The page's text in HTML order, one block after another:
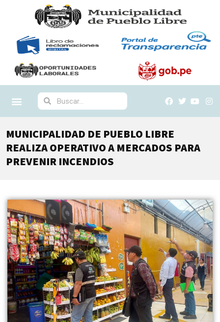
MUNICIPALIDAD DE PUEBLO LIBRE
REALIZA OPERATIVO A MERCADOS PARA
PREVENIR INCENDIOS